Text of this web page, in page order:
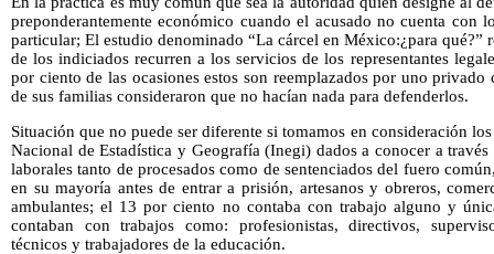
preponderantemente económico cuando el acusado no cuenta con
particular; El estudio denominado “La cárcel en México:¿para qué?”
de los indiciados recurren a los servicios de los representantes
por ciento de las ocasiones estos son reemplazados por uno
de sus familias consideraron que no hacían nada para defenderlos.
Situación que no puede ser diferente si tomamos en consideración
Nacional de Estadística y Geografía (Inegi) dados a conocer a
laborales tanto de procesados como de sentenciados del fuero
en su mayoría antes de entrar a prisión, artesanos y obreros,
ambulantes; el 13 por ciento no contaba con trabajo alguno y
contaban con trabajos como: profesionistas, directivos,
técnicos y trabajadores de la educación.